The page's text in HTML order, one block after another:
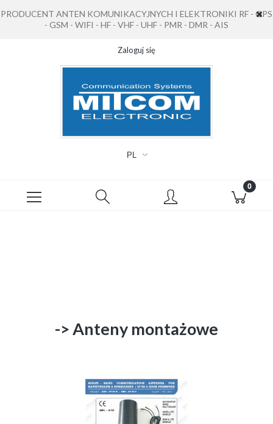
PRODUCENT ANTEN KOMUNIKACYJNYCH I ELEKTRONIKI RF - GPS
- GSM - WIFI - HF - VHF - UHF - PMR - DMR - AIS
Zaloguj się
-> Anteny montażowe